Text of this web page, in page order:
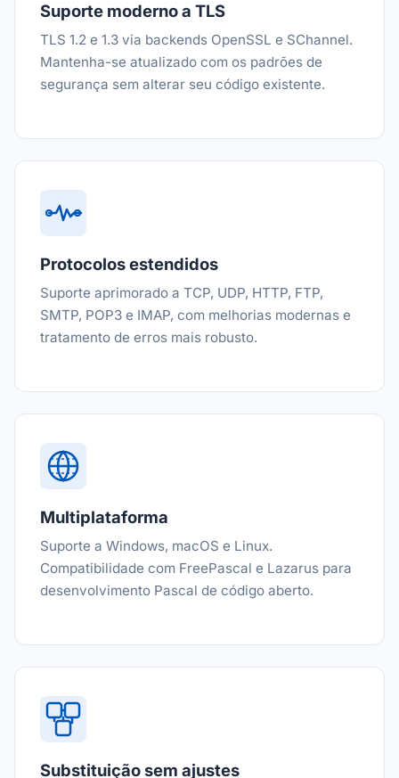
Suporte moderno a TLS
TLS 1.2 e 1.3 via backends OpenSSL e SChannel.
Mantenha-se atualizado com os padrões de
segurança sem alterar seu código existente.
Protocolos estendidos
Suporte aprimorado a TCP, UDP, HTTP, FTP,
SMTP, POP3 e IMAP, com melhorias modernas e
tratamento de erros mais robusto.
Multiplataforma
Suporte a Windows, macOS e Linux.
Compatibilidade com FreePascal e Lazarus para
desenvolvimento Pascal de código aberto.
Substituição sem ajustes